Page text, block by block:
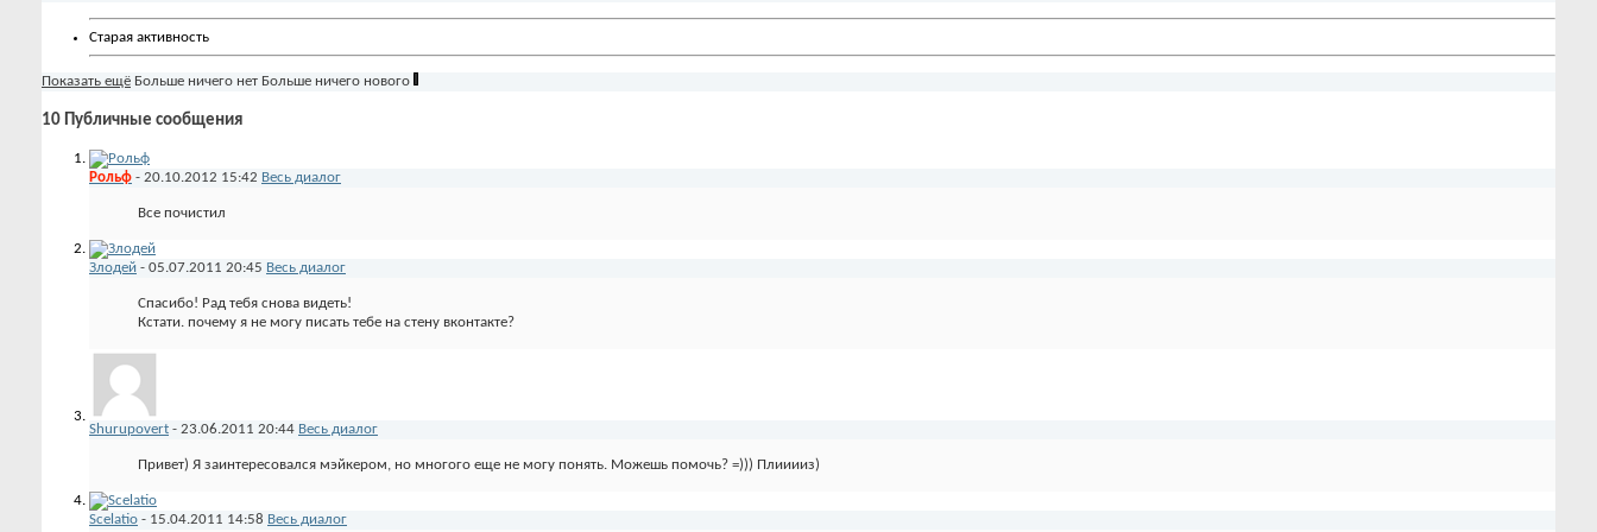
Старая активность
Показать ещё Больше ничего нет Больше ничего нового
10 Публичные сообщения
Рольф - 20.10.2012 15:42 Весь диалог
Все почистил
Злодей - 05.07.2011 20:45 Весь диалог
Спасибо! Рад тебя снова видеть!
Кстати. почему я не могу писать тебе на стену вконтакте?
Shurupovert - 23.06.2011 20:44 Весь диалог
Привет) Я заинтересовался мэйкером, но многого еще не могу понять. Можешь помочь? =))) Плииииз)
Scelatio - 15.04.2011 14:58 Весь диалог